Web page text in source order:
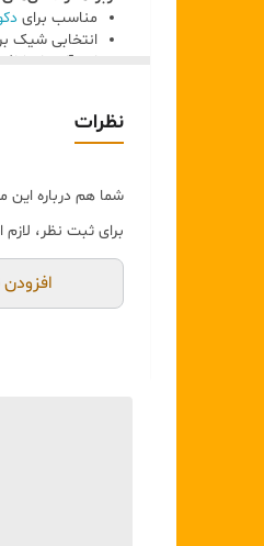
مناسب برای
انتخابی شیک
ایده‌آل برای
ویژگی‌های
نظرات
شما هم درباره این
برای ثبت نظر،
افزودن